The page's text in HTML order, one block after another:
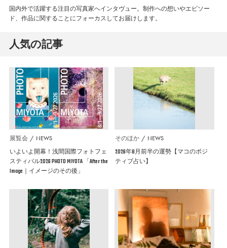
国内外で活躍する注目の写真家へインタヴュー。制作への想いやエピソー
ド、作品に関することにフォーカスしてお届けします。
人気の記事
展覧会 NEWS
いよいよ開幕！浅間国際フォトフェ
スティバル2026 PHOTO MIYOTA 「After the
Image｜イメージのその後」
そのほか NEWS
2026年8月前半の運勢【マコのポジ
ティブ占い】